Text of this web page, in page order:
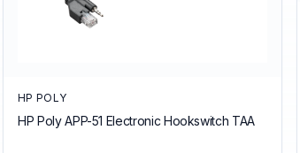
HP POLY
HP Poly APP-51 Electronic Hookswitch TAA